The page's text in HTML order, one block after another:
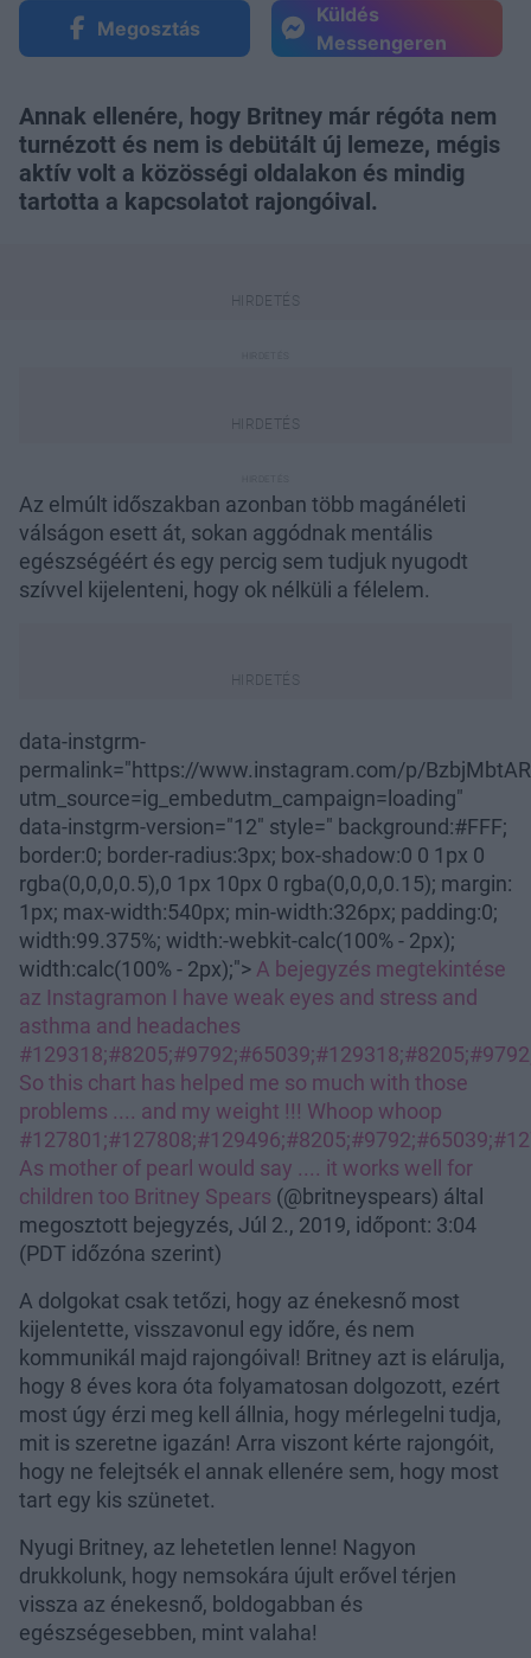
Megosztás
Küldés
Messengeren
Annak ellenére, hogy Britney már régóta nem
turnézott és nem is debütált új lemeze, mégis
aktív volt a közösségi oldalakon és mindig
tartotta a kapcsolatot rajongóival.
Az elmúlt időszakban azonban több magánéleti
válságon esett át, sokan aggódnak mentális
egészségéért és egy percig sem tudjuk nyugodt
szívvel kijelenteni, hogy ok nélküli a félelem.
data-instgrm-
permalink="https://www.instagram.com/p/
utm_source=ig_embedutm_campaign=loading"
data-instgrm-version="12" style=" background:#FFF;
border:0; border-radius:3px; box-shadow:0 0 1px 0
rgba(0,0,0,0.5),0 1px 10px 0 rgba(0,0,0,0.15); margin:
1px; max-width:540px; min-width:326px; padding:0;
width:99.375%; width:-webkit-calc(100% - 2px);
width:calc(100% - 2px);"> A bejegyzés megtekintése
az Instagramon I have weak eyes and stress and
asthma and headaches
So this chart has helped me so much with those
problems .... and my weight !!! Whoop whoop
As mother of pearl would say .... it works well for
children too Britney Spears (@britneyspears) által
megosztott bejegyzés, Júl 2., 2019, időpont: 3:04
(PDT időzóna szerint)
A dolgokat csak tetőzi, hogy az énekesnő most
kijelentette, visszavonul egy időre, és nem
kommunikál majd rajongóival! Britney azt is elárulja,
hogy 8 éves kora óta folyamatosan dolgozott, ezért
most úgy érzi meg kell állnia, hogy mérlegelni tudja,
mit is szeretne igazán! Arra viszont kérte rajongóit,
hogy ne felejtsék el annak ellenére sem, hogy most
tart egy kis szünetet.
Nyugi Britney, az lehetetlen lenne! Nagyon
drukkolunk, hogy nemsokára újult erővel térjen
vissza az énekesnő, boldogabban és
egészségesebben, mint valaha!